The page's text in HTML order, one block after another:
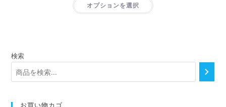
オプションを選択
検索
お買い物カゴ